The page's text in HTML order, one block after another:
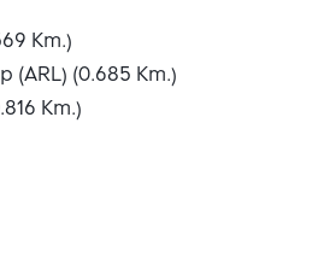
Km.)
(ARL) (0.685 Km.)
Km.)